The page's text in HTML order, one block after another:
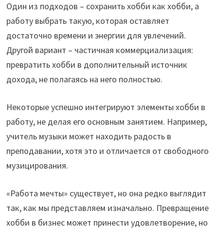
Один из подходов – сохранить хобби как хобби, а
работу выбрать такую, которая оставляет
достаточно времени и энергии для увлечений.
Другой вариант – частичная коммерциализация:
превратить хобби в дополнительный источник
дохода, не полагаясь на него полностью.
Некоторые успешно интегрируют элементы хобби в
работу, не делая его основным занятием. Например,
учитель музыки может находить радость в
преподавании, хотя это и отличается от свободного
музицирования.
«Работа мечты» существует, но она редко выглядит
так, как мы представляем изначально. Превращение
хобби в бизнес может принести удовлетворение, но